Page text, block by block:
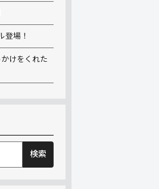
登場！
けをくれた